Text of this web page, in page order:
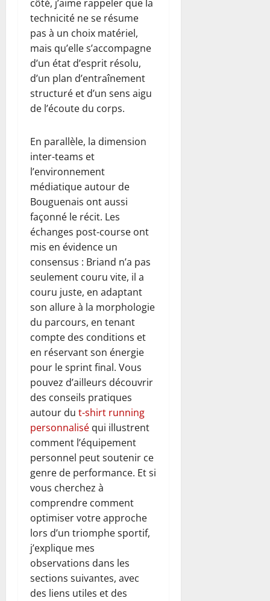
côté, j’aime rappeler que la
technicité ne se résume
pas à un choix matériel,
mais qu’elle s’accompagne
d’un état d’esprit résolu,
d’un plan d’entraînement
structuré et d’un sens aigu
de l’écoute du corps.
En parallèle, la dimension
inter-teams et
l’environnement
médiatique autour de
Bouguenais ont aussi
façonné le récit. Les
échanges post-course ont
mis en évidence un
consensus : Briand n’a pas
seulement couru vite, il a
couru juste, en adaptant
son allure à la morphologie
du parcours, en tenant
compte des conditions et
en réservant son énergie
pour le sprint final. Vous
pouvez d’ailleurs découvrir
des conseils pratiques
autour du t-shirt running
personnalisé qui illustrent
comment l’équipement
personnel peut soutenir ce
genre de performance. Et si
vous cherchez à
comprendre comment
optimiser votre approche
lors d’un triomphe sportif,
j’explique mes
observations dans les
sections suivantes, avec
des liens utiles et des